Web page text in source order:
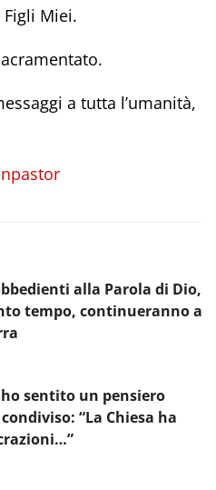
Figli Miei.
a tutta l’umanità,
alla Parola di Dio,
tempo, continueranno a
sentito un pensiero
“La Chiesa ha